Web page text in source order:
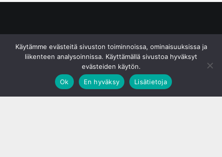
Käytämme evästeitä sivuston toiminnoissa, ominaisuuksissa ja
liikenteen analysoinnissa. Käyttämällä sivustoa hyväksyt
evästeiden käytön.
Ok
En hyväksy Lisätietoja